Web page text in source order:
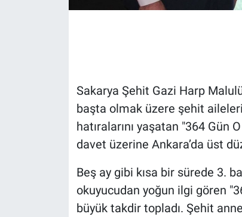
​Sakarya Şehit Gazi Harp
başta olmak üzere şehit
hatıralarını yaşatan "364 Gün
davet üzerine Ankara’da üst
​Beş ay gibi kısa bir sürede 3.
okuyucudan yoğun ilgi gören
büyük takdir topladı. Şehit